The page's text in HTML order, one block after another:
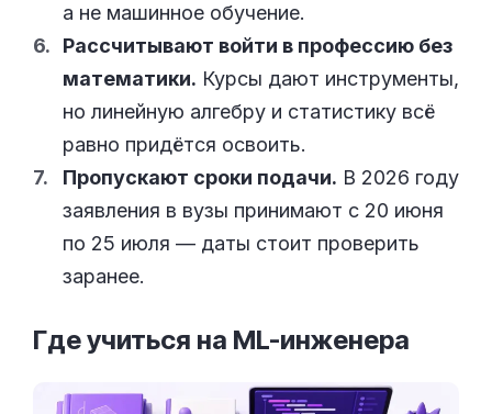
а не машинное обучение.
Рассчитывают войти в профессию без
математики. Курсы дают инструменты,
но линейную алгебру и статистику всё
равно придётся освоить.
Пропускают сроки подачи. В 2026 году
заявления в вузы принимают с 20 июня
по 25 июля — даты стоит проверить
заранее.
Где учиться на ML-инженера